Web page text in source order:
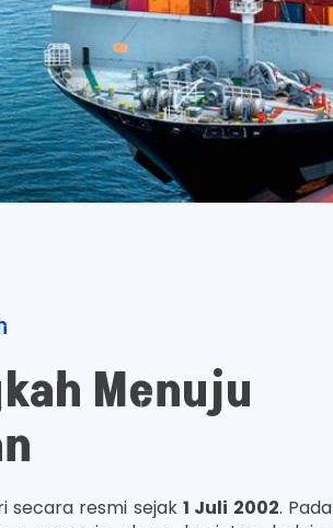
Menuju
secara resmi sejak1 Juli 2002. Pada